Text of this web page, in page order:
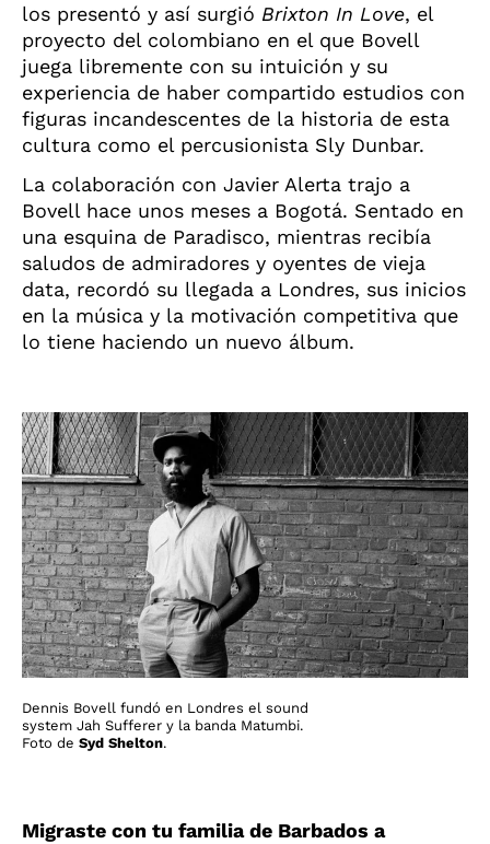
los presentó y así surgió Brixton In Love, el
proyecto del colombiano en el que Bovell
juega libremente con su intuición y su
experiencia de haber compartido estudios con
figuras incandescentes de la historia de esta
cultura como el percusionista Sly Dunbar.
La colaboración con Javier Alerta trajo a
Bovell hace unos meses a Bogotá. Sentado en
una esquina de Paradisco, mientras recibía
saludos de admiradores y oyentes de vieja
data, recordó su llegada a Londres, sus inicios
en la música y la motivación competitiva que
lo tiene haciendo un nuevo álbum.
Dennis Bovell fundó en Londres el sound
system Jah Sufferer y la banda Matumbi.
Foto de Syd Shelton.
Migraste con tu familia de Barbados a